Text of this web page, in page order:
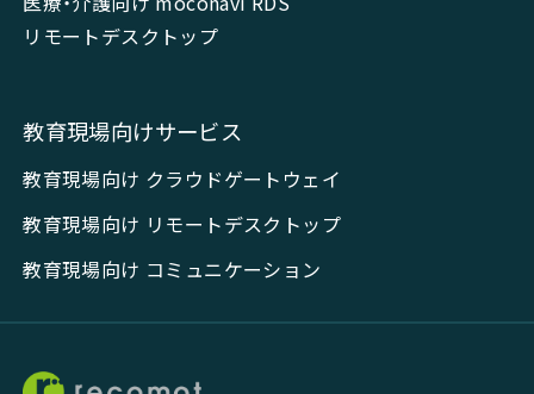
リモートデスクトップ
教育現場向けサービス
教育現場向け クラウドゲートウェイ
教育現場向け リモートデスクトップ
教育現場向け コミュニケーション